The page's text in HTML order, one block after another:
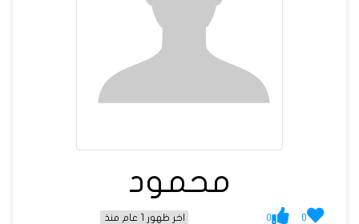
محمود
0
0 اخر ظهور 1 عام منذ